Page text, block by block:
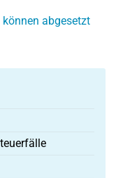
abgesetzt